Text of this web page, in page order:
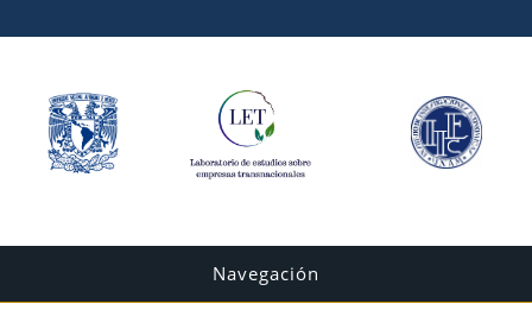
Navegación